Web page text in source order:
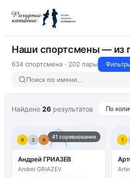
Наши спортсмены — из
634 спортсмена · 202 пары
Найдено 26 результатов
41 соревнование
9 3 4
Андрей ГРИАЗЕВ
Andrei GRIAZEV
1